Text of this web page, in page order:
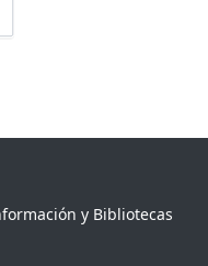
y Bibliotecas